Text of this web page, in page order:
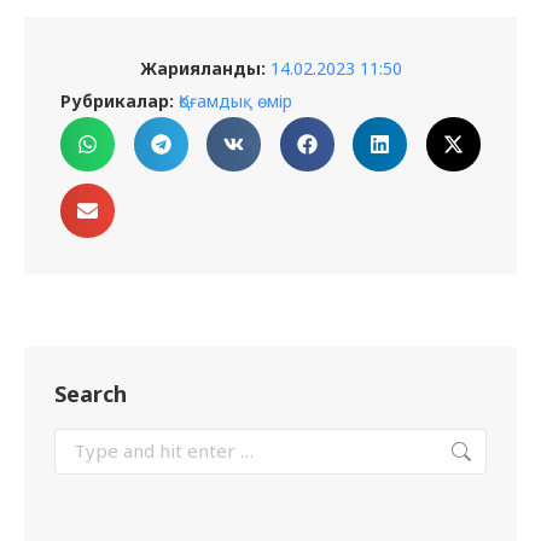
Жарияланды: 14.02.2023 11:50
Рубрикалар: Қоғамдық өмір
Search